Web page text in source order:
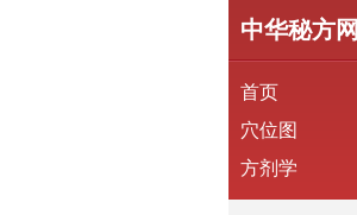
中华秘方网
首页
穴位图
方剂学